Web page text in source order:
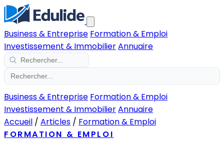
Business & Entreprise Formation & Emploi
Investissement & ImmobilierAnnuaire
Business & Entreprise Formation & Emploi
Investissement & ImmobilierAnnuaire
Accueil / Articles / Formation & Emploi
FORMATION & EMPLOI